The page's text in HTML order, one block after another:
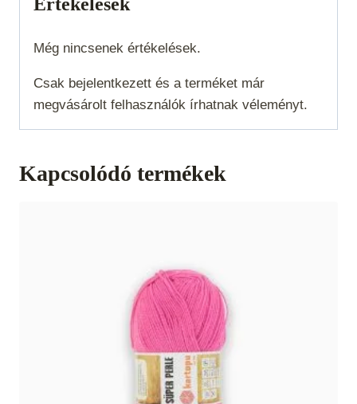
Még nincsenek értékelések.
Csak bejelentkezett és a terméket már
megvásárolt felhasználók írhatnak véleményt.
Kapcsolódó termékek